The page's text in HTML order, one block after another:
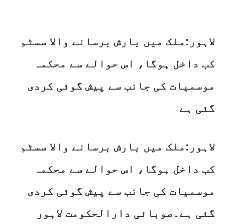
لاہور:ملک میں بارش برسانے والا سسٹم
کب داخل ہوگا، اس حوالے سے محکمہ
موسمیات کی جانب سے پیش گوئی کردی
گئی ہے
لاہور:ملک میں بارش برسانے والا سسٹم
کب داخل ہوگا، اس حوالے سے محکمہ
موسمیات کی جانب سے پیش گوئی کردی
گئی ہے۔صوبائی دارالحکومت لاہور